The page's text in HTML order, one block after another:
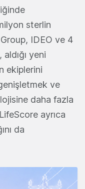
sterlin
Group, IDEO ve 4
yeni
ekiplerini
ve
daha fazla
ayrıca
da